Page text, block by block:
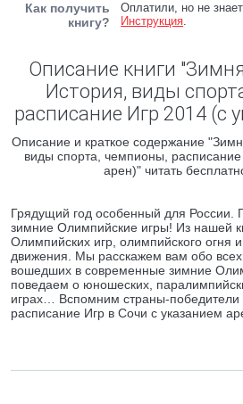
Как получить
книгу?
Оплатили, но не
Инструкция.
Описание книги
История, виды
расписание Игр 2014 (с
Описание и краткое содержание
виды спорта, чемпионы,
арен)" читать
Грядущий год особенный для России.
зимние Олимпийские игры! Из нашей
Олимпийских игр, олимпийского огня
движения. Мы расскажем вам обо всех
вошедших в современные зимние
поведаем о юношеских,
играх… Вспомним страны-
расписание Игр в Сочи с указанием